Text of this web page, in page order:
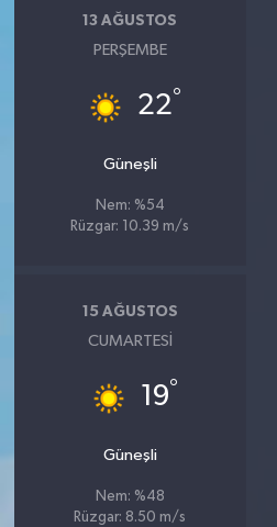
13 AĞUSTOS
PERŞEMBE
22°
Güneşli
Nem: %54
Rüzgar: 10.39 m/s
15 AĞUSTOS
CUMARTESI
19°
Güneşli
Nem: %48
Rüzgar: 8.50 m/s